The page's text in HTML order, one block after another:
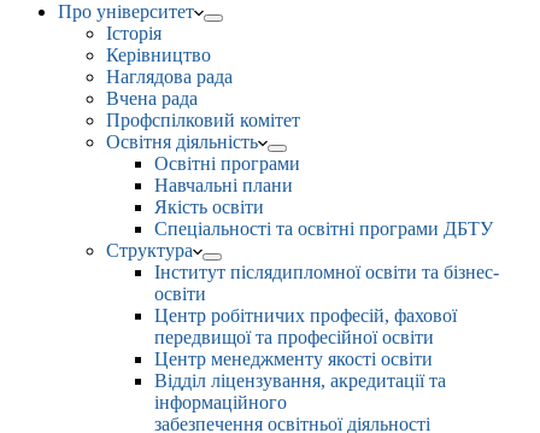
Про університет
Історія
Керівництво
Наглядова рада
Вчена рада
Профспілковий комітет
Освітня діяльність
Освітні програми
Навчальні плани
Якість освіти
Спеціальності та освітні програми ДБТУ
Структура
Інститут післядипломної освіти та бізнес-
освіти
Центр робітничих професій, фахової
передвищої та професійної освіти
Центр менеджменту якості освіти
Відділ ліцензування, акредитації та
інформаційного
забезпечення освітньої діяльності